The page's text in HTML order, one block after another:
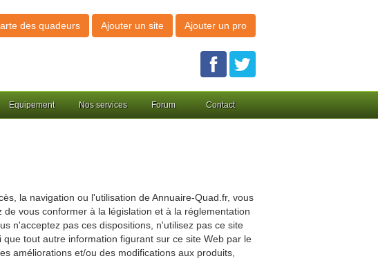
des quadeurs Ajouter un site Ajouter un pro
Equipement Nos services Forum Contact
la navigation ou l'utilisation de Annuaire-Quad.fr, vous
vous conformer à la législation et à la réglementation
n'acceptez pas ces dispositions, n'utilisez pas ce site
tout autre information figurant sur ce site Web par le
améliorations et/ou des modifications aux produits,